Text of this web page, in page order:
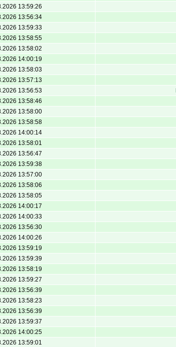
13:59:26
13:56:34
13:59:33
13:58:55
13:58:02
14:00:19
13:58:03
13:57:13
13:56:53
13:58:46
13:58:00
13:58:58
14:00:14
13:58:01
13:56:47
13:59:38
13:57:00
13:58:06
13:58:05
14:00:17
14:00:33
13:56:30
14:00:26
13:59:19
13:59:39
13:58:19
13:59:27
13:56:39
13:58:23
13:56:39
13:59:37
14:00:25
13:59:01